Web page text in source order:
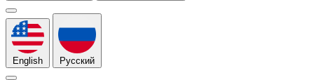
English Русский